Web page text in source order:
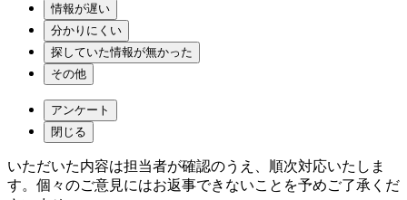
情報が遅い
分かりにくい
探していた情報が無かった
その他
アンケート
閉じる
いただいた内容は担当者が確認のうえ、順次対応いたしま
す。個々のご意見にはお返事できないことを予めご了承くだ